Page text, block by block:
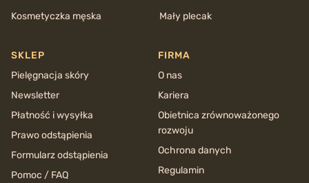
Kosmetyczka męska
Mały plecak
SKLEP
Pielęgnacja skóry
Newsletter
Płatność i wysyłka
Prawo odstąpienia
Formularz odstąpienia
Pomoc / FAQ
FIRMA
O nas
Kariera
Obietnica zrównoważonego
rozwoju
Ochrona danych
Regulamin